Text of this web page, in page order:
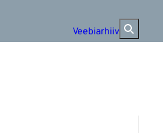
Veebiarhiiv